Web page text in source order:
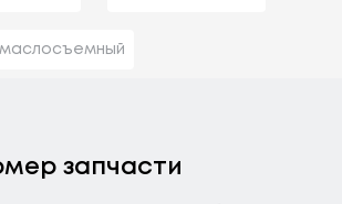
маслосъемный
запчасти